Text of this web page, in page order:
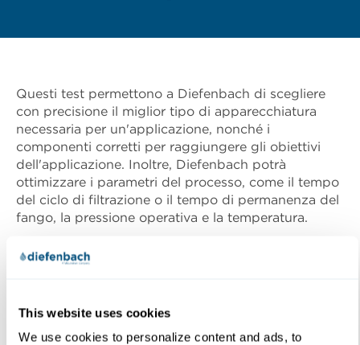
This website uses cookies
We use cookies to personalize content and ads, to
Questi test permettono a Diefenbach di scegliere
con precisione il miglior tipo di apparecchiatura
necessaria per un'applicazione, nonché i
componenti corretti per raggiungere gli obiettivi
dell'applicazione. Inoltre, Diefenbach potrà
ottimizzare i parametri del processo, come il tempo
del ciclo di filtrazione o il tempo di permanenza del
fango, la pressione operativa e la temperatura.
Diefenbach offre una serie di funzionalità standard
e opzionali per garantire un elevato livello di
apparecchiature. Con oltre un secolo di esperienza
nella progettazione di apparecchiature per la